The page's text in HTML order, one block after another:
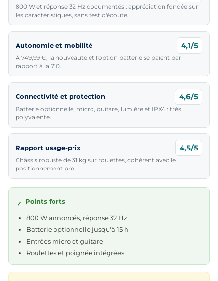
800 W et réponse 32 Hz documentés : appréciation fondée sur
les caractéristiques, sans test d'écoute.
Autonomie et mobilité 4,1/5
À 749,99 €, la nouveauté et l'option batterie se paient par
rapport à la 710.
Connectivité et protection 4,6/5
Batterie optionnelle, micro, guitare, lumière et IPX4 : très
polyvalente.
Rapport usage-prix 4,5/5
Châssis robuste de 31 kg sur roulettes, cohérent avec le
positionnement pro.
✓ Points forts
800 W annoncés, réponse 32 Hz
Batterie optionnelle jusqu'à 15 h
Entrées micro et guitare
Roulettes et poignée intégrées